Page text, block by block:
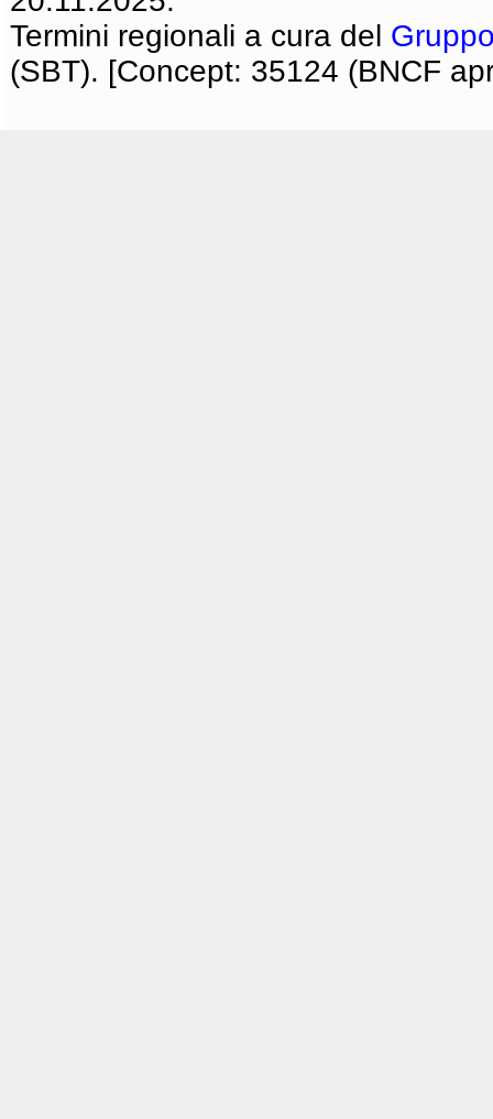
Termini regionali a cura del
(SBT). [Concept: 35124 (BNCF